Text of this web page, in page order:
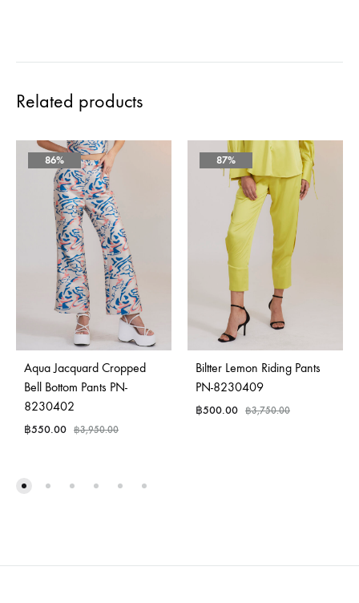
Related products
86%
Aqua Jacquard Cropped
Bell Bottom Pants PN-
8230402
฿550.00 ฿3,950.00
87%
Biltter Lemon Riding Pants
PN-8230409
฿500.00 ฿3,750.00